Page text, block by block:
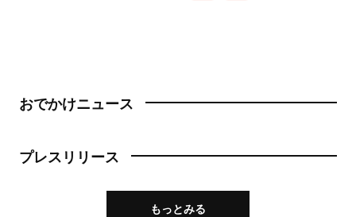
おでかけニュース
プレスリリース
もっとみる